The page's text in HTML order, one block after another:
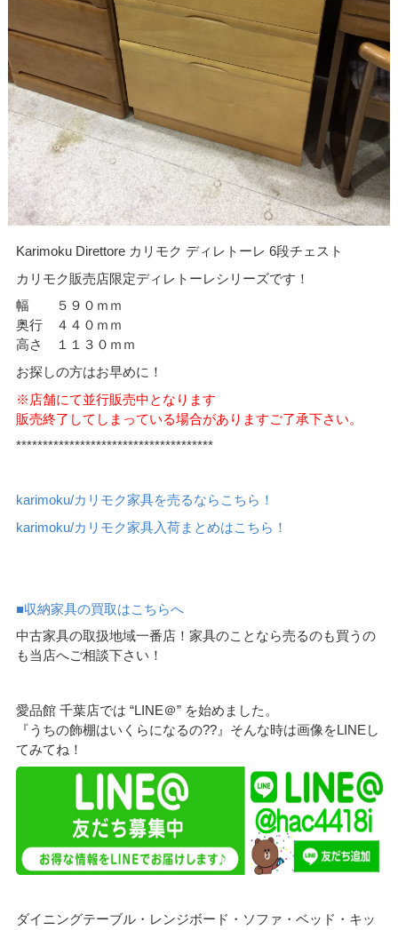
Karimoku Direttore カリモク ディレトーレ 6段チェスト
カリモク販売店限定ディレトーレシリーズです！
幅 ５９０ｍｍ
奥行 ４４０ｍｍ
高さ １１３０ｍｍ
お探しの方はお早めに！
※店舗にて並行販売中となります
販売終了してしまっている場合がありますご了承下さい。
*************************************
karimoku/カリモク家具を売るならこちら！
karimoku/カリモク家具入荷まとめはこちら！
■収納家具の買取はこちらへ
中古家具の取扱地域一番店！家具のことなら売るのも買うの
も当店へご相談下さい！
愛品館 千葉店では “LINE＠” を始めました。
『うちの飾棚はいくらになるの??』そんな時は画像をLINEし
てみてね！
ダイニングテーブル・レンジボード・ソファ・ベッド・キッ